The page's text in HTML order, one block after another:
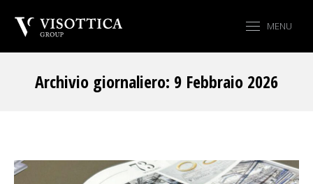
MENU
Archivio giornaliero: 9 Febbraio 2026